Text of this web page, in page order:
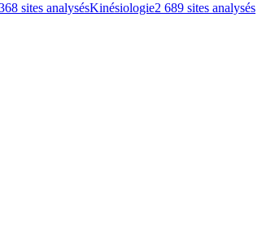
sites analysésKinésiologie2 689 sites analysés